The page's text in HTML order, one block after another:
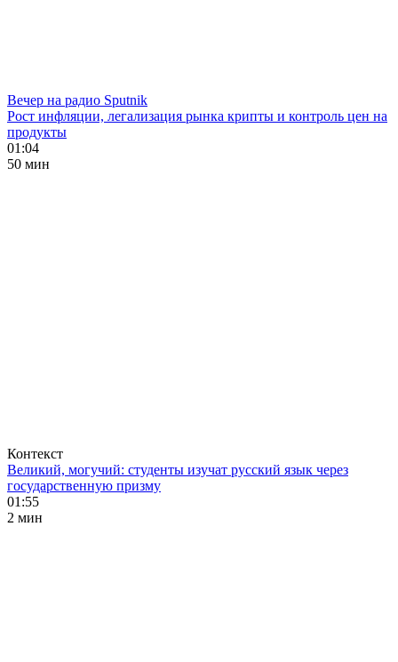
Вечер на радио Sputnik
Рост инфляции, легализация рынка крипты и контроль цен на
продукты
01:04
50 мин
Контекст
Великий, могучий: студенты изучат русский язык через
государственную призму
01:55
2 мин